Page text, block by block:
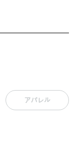
アパレル